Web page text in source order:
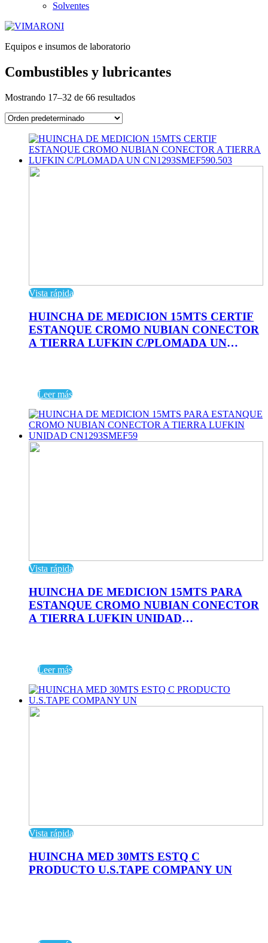
Solventes
Equipos e insumos de laboratorio
Combustibles y lubricantes
Mostrando 17–32 de 66 resultados
Vista rápida
HUINCHA DE MEDICION 15MTS CERTIF
ESTANQUE CROMO NUBIAN CONECTOR
A TIERRA LUFKIN C/PLOMADA UN
Leer más
Vista rápida
HUINCHA DE MEDICION 15MTS PARA
ESTANQUE CROMO NUBIAN CONECTOR
A TIERRA LUFKIN UNIDAD
Leer más
Vista rápida
HUINCHA MED 30MTS ESTQ C
PRODUCTO U.S.TAPE COMPANY UN